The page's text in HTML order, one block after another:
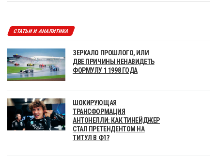
СТАТЬИ И АНАЛИТИКА
ЗЕРКАЛО ПРОШЛОГО, ИЛИ
ДВЕ ПРИЧИНЫ НЕНАВИДЕТЬ
ФОРМУЛУ 1 1998 ГОДА
ШОКИРУЮЩАЯ
ТРАНСФОРМАЦИЯ
АНТОНЕЛЛИ: КАК ТИНЕЙДЖЕР
СТАЛ ПРЕТЕНДЕНТОМ НА
ТИТУЛ В Ф1?